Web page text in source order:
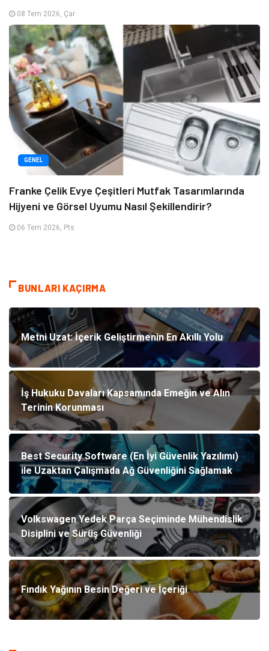
08 Tem 2026, Çar
GENEL
Franke Çelik Evye Çeşitleri Mutfak Tasarımlarında
Hijyeni ve Görsel Uyumu Nasıl Şekillendirir?
06 Tem 2026, Pts
BUNLARI KAÇIRMA
Metni Uzat: İçerik Geliştirmenin En Akıllı Yolu
İş Hukuku Davaları Kapsamında Emeğin ve Alın
Terinin Korunması
Best Security Software (En İyi Güvenlik Yazılımı)
ile Uzaktan Çalışmada Ağ Güvenliğini Sağlamak
Volkswagen Yedek Parça Seçiminde Mühendislik
Disiplini ve Sürüş Güvenliği
Fındık Yağının Besin Değeri ve İçeriği